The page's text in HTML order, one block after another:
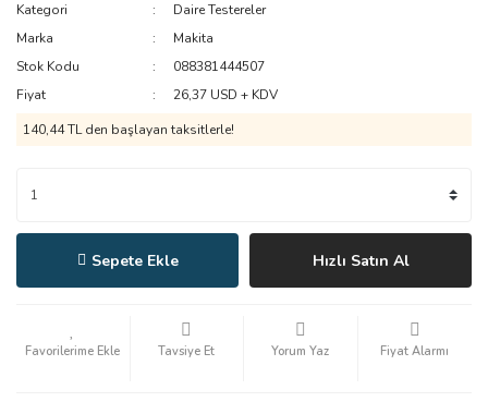
Kategori
Daire Testereler
Marka
Makita
Stok Kodu
088381444507
Fiyat
26,37 USD + KDV
140,44 TL den başlayan taksitlerle!
Sepete Ekle Hızlı Satın Al
Tavsiye Et Yorum Yaz Fiyat Alarmı